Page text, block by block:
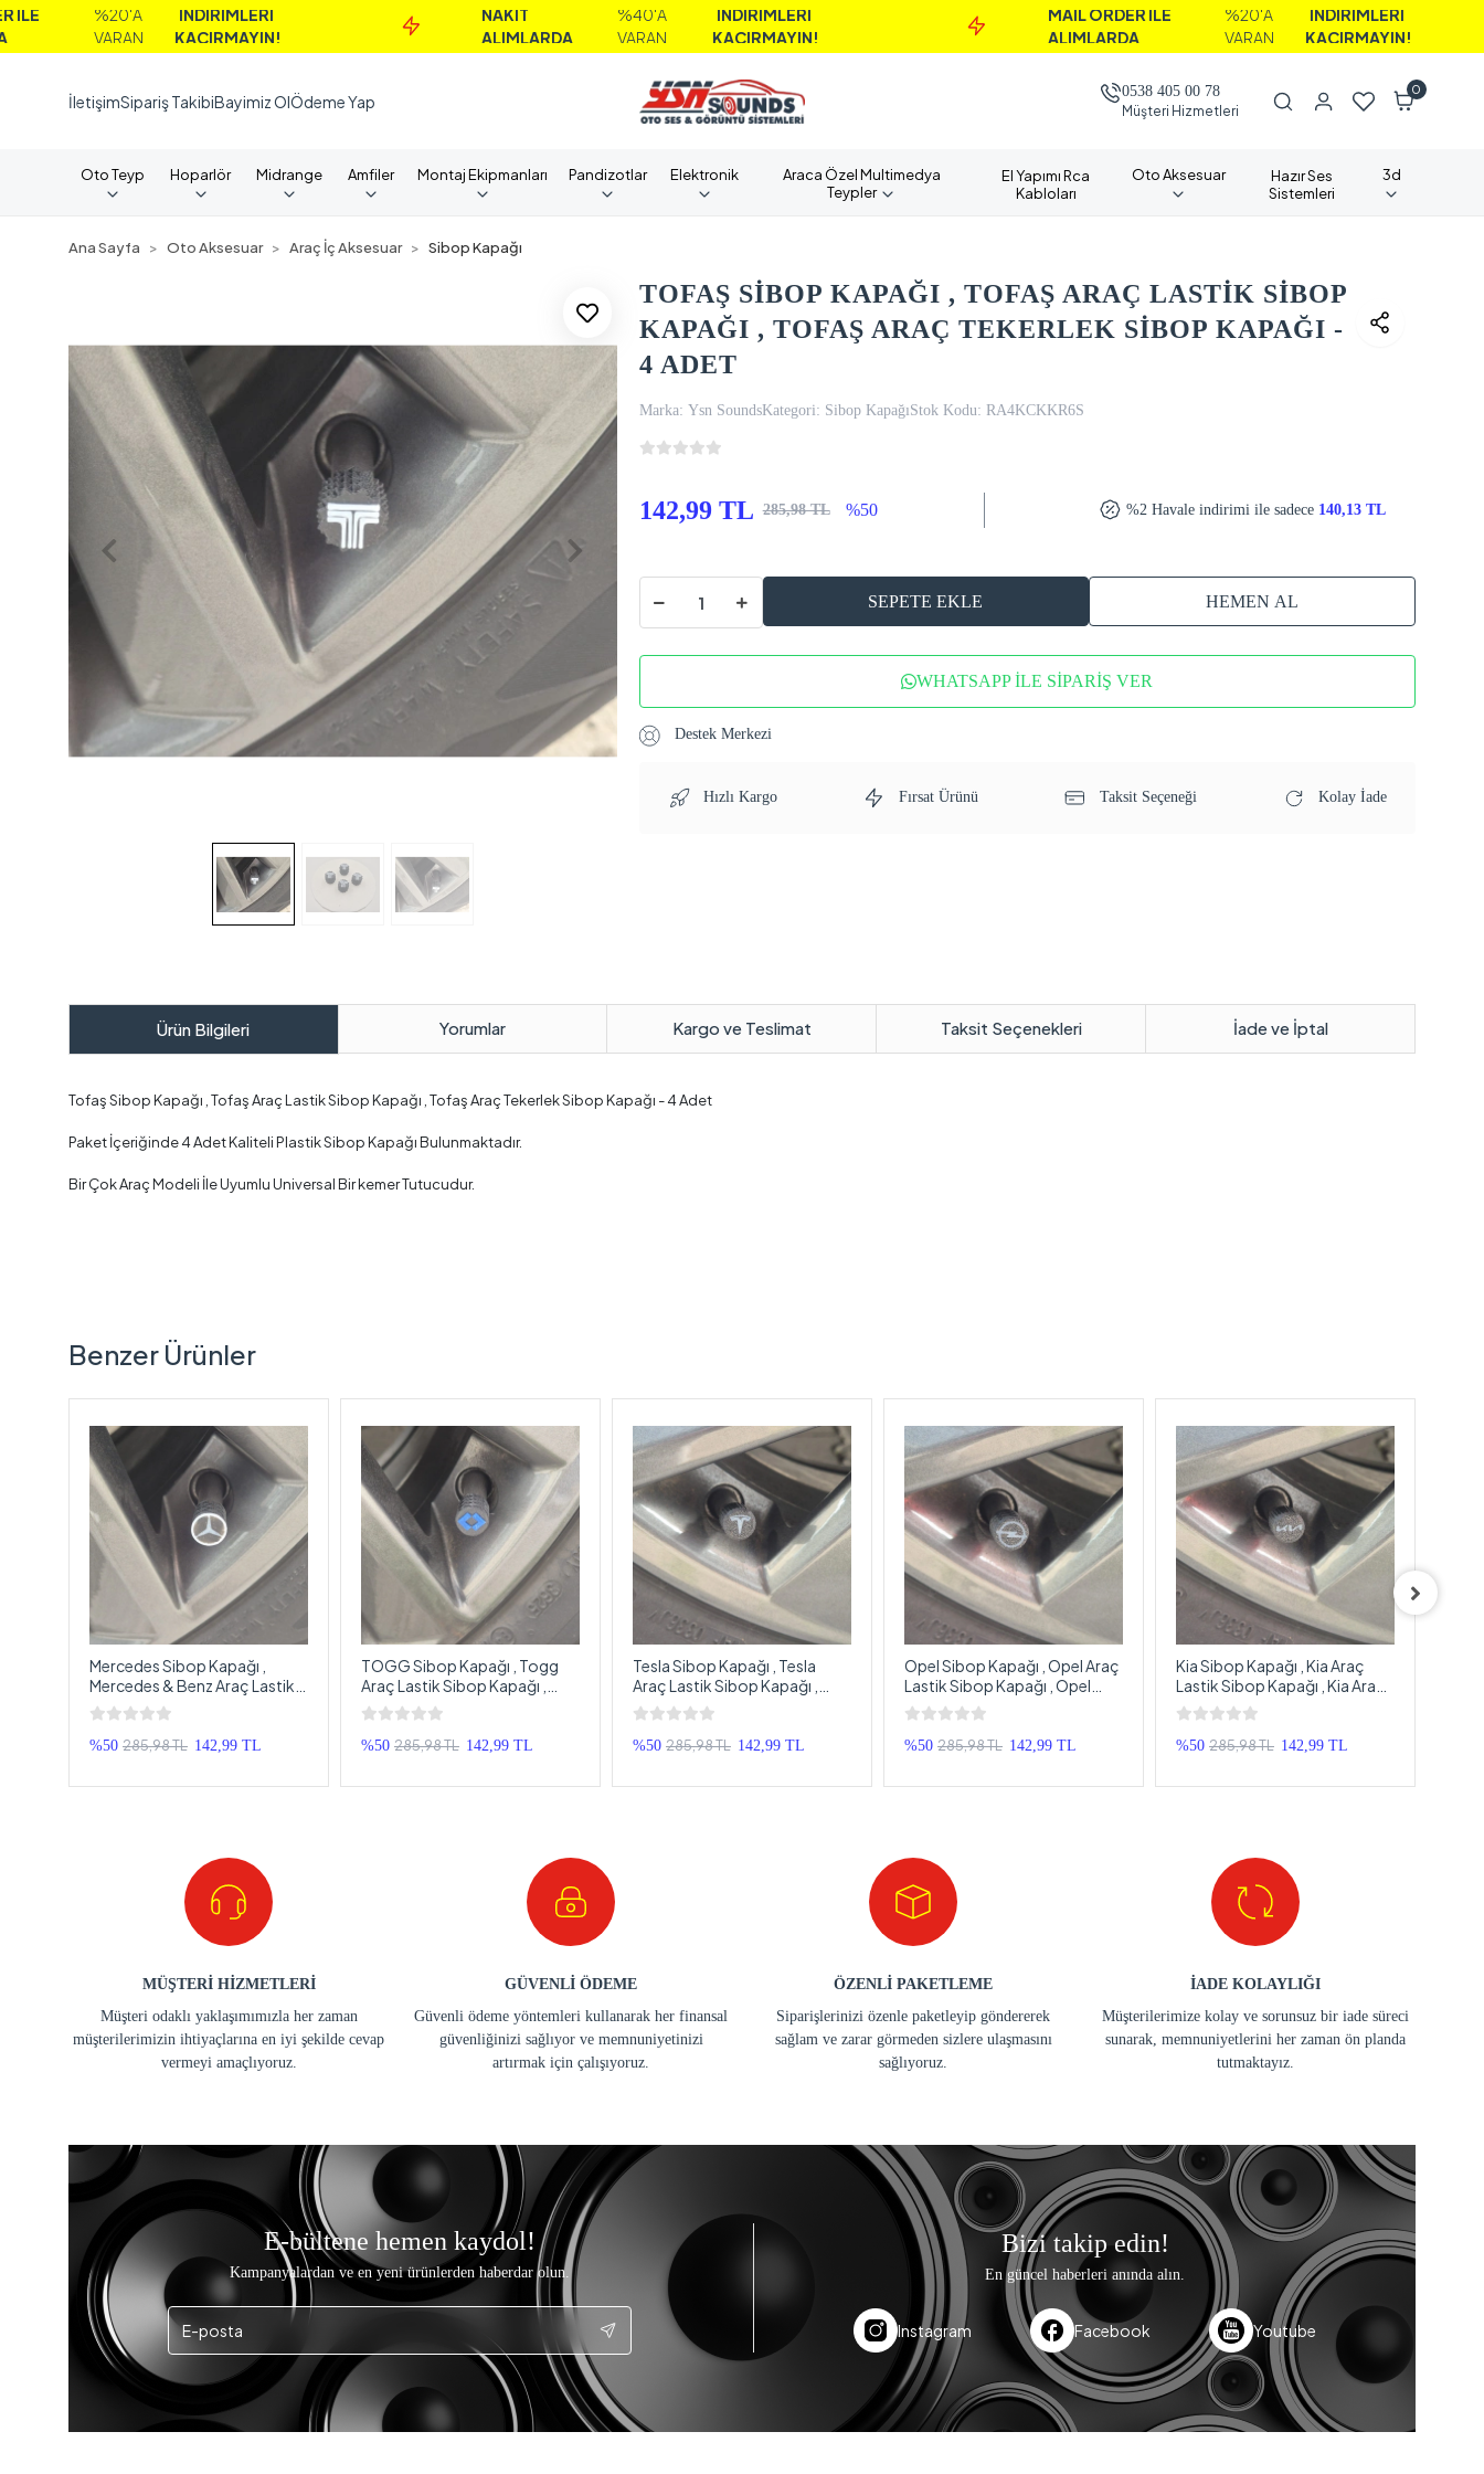
%20'A
VARAN
İNDİRİMLERİ
KAÇIRMAYIN!
NAKİT
ALIMLARDA
VARAN
İNDİRİMLERİ
KAÇIRMAYIN!
MAİL ORDER İLE
ALIMLARDA
%20'A
VARAN
İNDİRİMLERİ
KAÇIRMAYIN!
İletişimSipariş TakibiBayimiz OlÖdeme Yap
0538 405 00 78
Müşteri Hizmetleri
0
Oto Teyp Hoparlör Midrange Amfiler Montaj Ekipmanları Pandizotlar Elektronik
Araca Özel Multimedya
Teypler
El Yapımı Rca
Kabloları
Oto Aksesuar
Hazır Ses
Sistemleri
3d
Ana Sayfa Oto Aksesuar Araç İç Aksesuar Sibop Kapağı
TOFAŞ SİBOP KAPAĞI , TOFAŞ ARAÇ LASTİK SİBOP
KAPAĞI , TOFAŞ ARAÇ TEKERLEK SİBOP KAPAĞI -
4 ADET
Marka: Ysn SoundsKategori: Sibop KapağıStok Kodu: RA4KCKKR6S
142,99 TL 285,98 TL %50 %2 Havale indirimi ile sadece 140,13 TL
SEPETE EKLE HEMEN AL
WHATSAPP İLE SİPARİŞ VER
Destek Merkezi
Hızlı Kargo Fırsat Ürünü Taksit Seçeneği Kolay İade
Ürün Bilgileri Yorumlar Kargo ve Teslimat Taksit Seçenekleri İade ve İptal
Tofaş Sibop Kapağı , Tofaş Araç Lastik Sibop Kapağı , Tofaş Araç Tekerlek Sibop Kapağı - 4 Adet
Paket İçeriğinde 4 Adet Kaliteli Plastik Sibop Kapağı Bulunmaktadır.
Bir Çok Araç Modeli İle Uyumlu Universal Bir kemer Tutucudur.
Benzer Ürünler
Mercedes Sibop Kapağı ,
Mercedes & Benz Araç Lastik
Sibop Kapağı , Mercedes Araç
Tekerlek Sibop Kapağı - 4
Adet
%50 285,98 TL 142,99 TL
TOGG Sibop Kapağı , Togg
Araç Lastik Sibop Kapağı ,
TOGG Araç Tekerlek Sibop
Kapağı - 4 Adet
%50 285,98 TL 142,99 TL
Tesla Sibop Kapağı , Tesla
Araç Lastik Sibop Kapağı ,
Tesla Araç Tekerlek Sibop
Kapağı - 4 Adet
%50 285,98 TL 142,99 TL
Opel Sibop Kapağı , Opel Araç
Lastik Sibop Kapağı , Opel
Araç Tekerlek Sibop Kapağı -
4 Adet
%50 285,98 TL 142,99 TL
Kia Sibop Kapağı , Kia Araç
Lastik Sibop Kapağı , Kia Araç
Tekerlek Sibop Kapağı - 4
Adet
%50 285,98 TL 142,99 TL
MÜŞTERİ HİZMETLERİ
Müşteri odaklı yaklaşımımızla her zaman
müşterilerimizin ihtiyaçlarına en iyi şekilde cevap
vermeyi amaçlıyoruz.
GÜVENLİ ÖDEME
Güvenli ödeme yöntemleri kullanarak her finansal
güvenliğinizi sağlıyor ve memnuniyetinizi
artırmak için çalışıyoruz.
ÖZENLİ PAKETLEME
Siparişlerinizi özenle paketleyip göndererek
sağlam ve zarar görmeden sizlere ulaşmasını
sağlıyoruz.
İADE KOLAYLIĞI
Müşterilerimize kolay ve sorunsuz bir iade süreci
sunarak, memnuniyetlerini her zaman ön planda
tutmaktayız.
E-bültene hemen kaydol!
Kampanyalardan ve en yeni ürünlerden haberdar olun.
Bizi takip edin!
En güncel haberleri anında alın.
Instagram Facebook Youtube